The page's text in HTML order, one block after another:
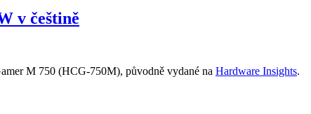
v češtině
M 750 (HCG-750M), původně vydané na Hardware Insights.